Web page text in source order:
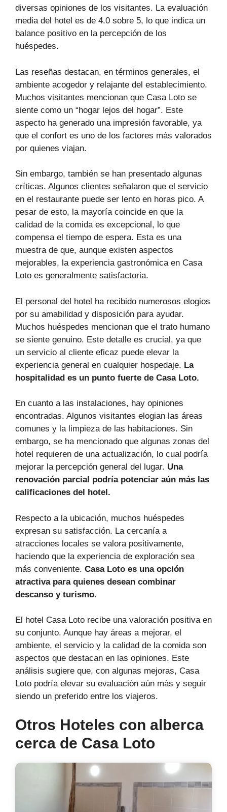
diversas opiniones de los visitantes. La evaluación
media del hotel es de 4.0 sobre 5, lo que indica un
balance positivo en la percepción de los
huéspedes.
Las reseñas destacan, en términos generales, el
ambiente acogedor y relajante del establecimiento.
Muchos visitantes mencionan que Casa Loto se
siente como un “hogar lejos del hogar”. Este
aspecto ha generado una impresión favorable, ya
que el confort es uno de los factores más valorados
por quienes viajan.
Sin embargo, también se han presentado algunas
críticas. Algunos clientes señalaron que el servicio
en el restaurante puede ser lento en horas pico. A
pesar de esto, la mayoría coincide en que la
calidad de la comida es excepcional, lo que
compensa el tiempo de espera. Esta es una
muestra de que, aunque existen aspectos
mejorables, la experiencia gastronómica en Casa
Loto es generalmente satisfactoria.
El personal del hotel ha recibido numerosos elogios
por su amabilidad y disposición para ayudar.
Muchos huéspedes mencionan que el trato humano
se siente genuino. Este detalle es crucial, ya que
un servicio al cliente eficaz puede elevar la
experiencia general en cualquier hospedaje. La
hospitalidad es un punto fuerte de Casa Loto.
En cuanto a las instalaciones, hay opiniones
encontradas. Algunos visitantes elogian las áreas
comunes y la limpieza de las habitaciones. Sin
embargo, se ha mencionado que algunas zonas del
hotel requieren de una actualización, lo cual podría
mejorar la percepción general del lugar. Una
renovación parcial podría potenciar aún más las
calificaciones del hotel.
Respecto a la ubicación, muchos huéspedes
expresan su satisfacción. La cercanía a
atracciones locales se valora positivamente,
haciendo que la experiencia de exploración sea
más conveniente. Casa Loto es una opción
atractiva para quienes desean combinar
descanso y turismo.
El hotel Casa Loto recibe una valoración positiva en
su conjunto. Aunque hay áreas a mejorar, el
ambiente, el servicio y la calidad de la comida son
aspectos que destacan en las opiniones. Este
análisis sugiere que, con algunas mejoras, Casa
Loto podría elevar su evaluación aún más y seguir
siendo un preferido entre los viajeros.
Otros Hoteles con alberca
cerca de Casa Loto